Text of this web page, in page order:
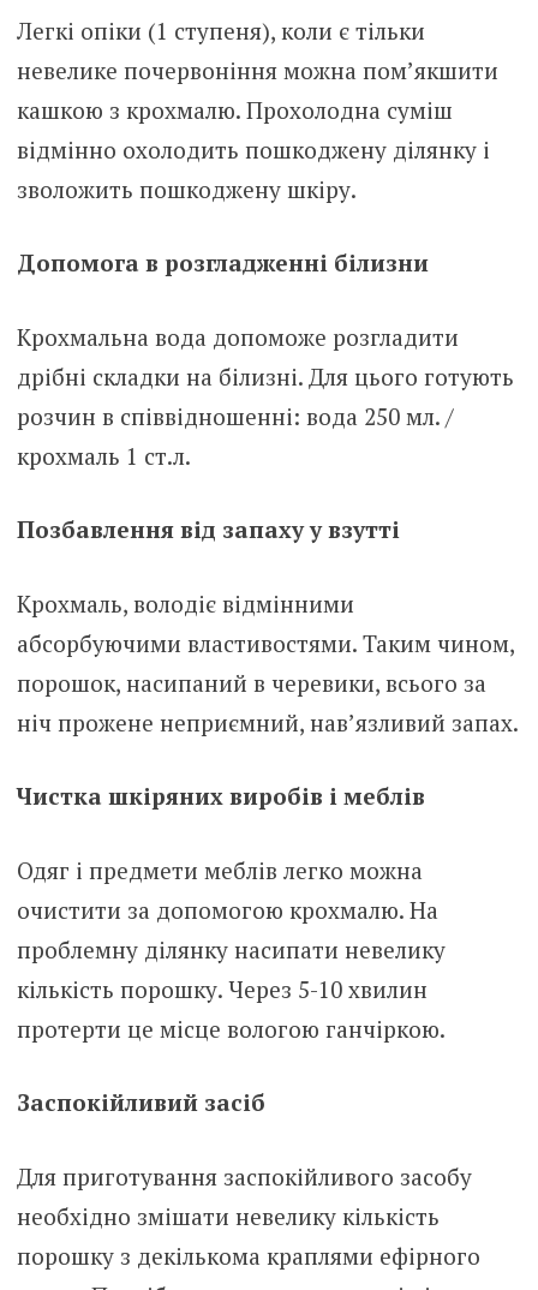
Легкі опіки (1 ступеня), коли є тільки
невелике почервоніння можна пом’якшити
кашкою з крохмалю. Прохолодна суміш
відмінно охолодить пошкоджену ділянку і
зволожить пошкоджену шкіру.
Допомога в розгладженні білизни
Крохмальна вода допоможе розгладити
дрібні складки на білизні. Для цього готують
розчин в співвідношенні: вода 250 мл. /
крохмаль 1 ст.л.
Позбавлення від запаху у взутті
Крохмаль, володіє відмінними
абсорбуючими властивостями. Таким чином,
порошок, насипаний в черевики, всього за
ніч прожене неприємний, нав’язливий запах.
Чистка шкіряних виробів і меблів
Одяг і предмети меблів легко можна
очистити за допомогою крохмалю. На
проблемну ділянку насипати невелику
кількість порошку. Через 5-10 хвилин
протерти це місце вологою ганчіркою.
Заспокійливий засіб
Для приготування заспокійливого засобу
необхідно змішати невелику кількість
порошку з декількома краплями ефірного